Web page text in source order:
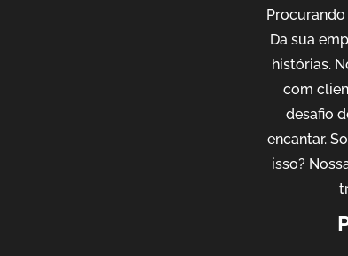
Da sua
histórias.
com
desafio
encantar.
isso?